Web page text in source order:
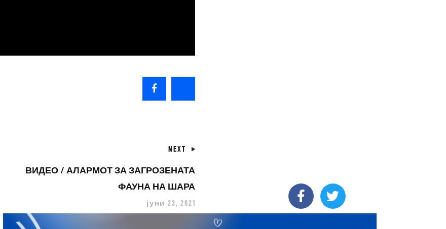
NEXT
ВИДЕО / АЛАРМОТ ЗА ЗАГРОЗЕНАТА
ФАУНА НА ШАРА
јуни 23, 2021